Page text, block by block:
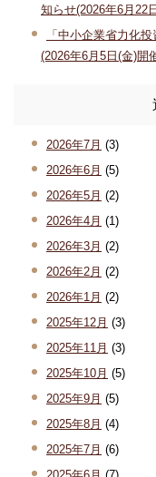
知らせ(2026年6月22
「中小企業省力化
(2026年6月5日(金)開
2026年7月 (3)
2026年6月 (5)
2026年5月 (2)
2026年4月 (1)
2026年3月 (2)
2026年2月 (2)
2026年1月 (2)
2025年12月 (3)
2025年11月 (3)
2025年10月 (5)
2025年9月 (5)
2025年8月 (4)
2025年7月 (6)